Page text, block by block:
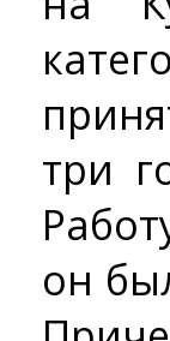
три
он